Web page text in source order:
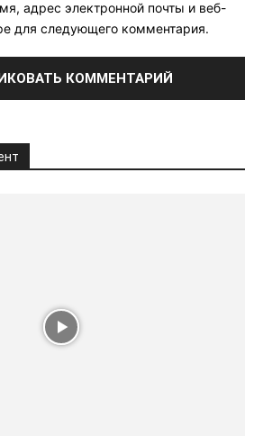
адрес электронной почты и веб-
для следующего комментария.